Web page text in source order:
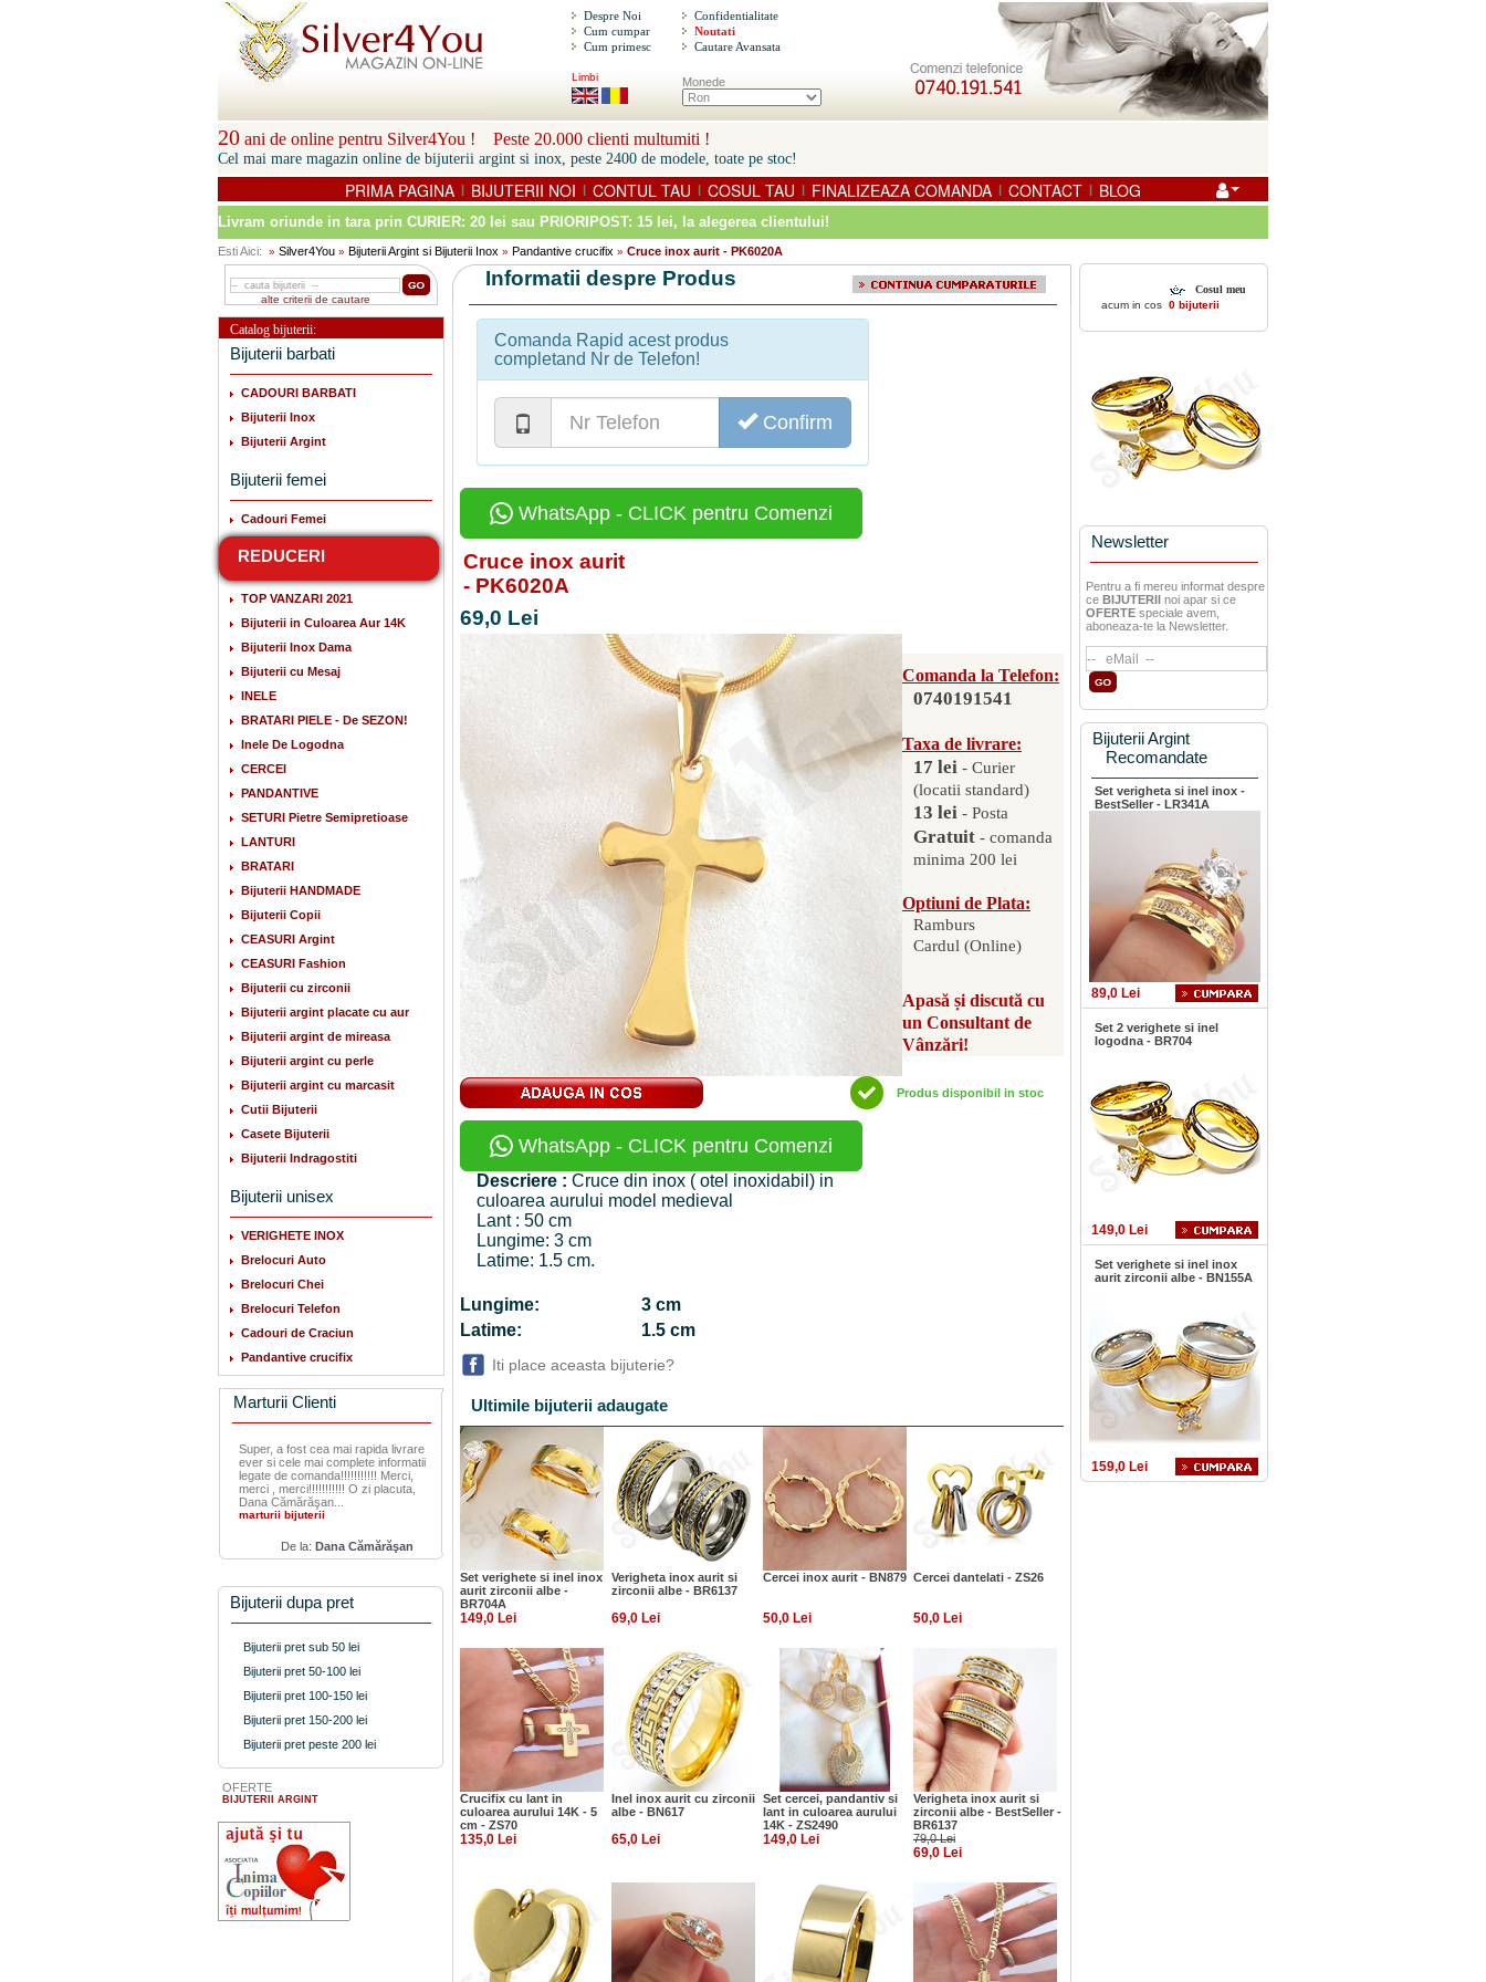
Despre Noi
Cum cumpar
Cum primesc
Confidentialitate
Noutati
Cautare Avansata
Limbi Monede
20 ani de online pentru Silver4You ! Peste 20.000 clienti multumiti !
Cel mai mare magazin online de bijuterii argint si inox, peste 2400 de modele, toate pe stoc!
PRIMA PAGINA | BIJUTERII NOI | CONTUL TAU | COSUL TAU | FINALIZEAZA COMANDA | CONTACT | BLOG
Livram oriunde in tara prin CURIER: 20 lei sau PRIORIPOST: 15 lei, la alegerea clientului!
Esti Aici: » Silver4You » Bijuterii Argint si Bijuterii Inox » Pandantive crucifix » Cruce inox aurit - PK6020A
alte criterii de cautare
Catalog bijuterii:
Bijuterii barbati
CADOURI BARBATI
Bijuterii Inox
Bijuterii Argint
Bijuterii femei
Cadouri Femei
REDUCERI
TOP VANZARI 2021
Bijuterii in Culoarea Aur 14K
Bijuterii Inox Dama
Bijuterii cu Mesaj
INELE
BRATARI PIELE - De SEZON!
Inele De Logodna
CERCEI
PANDANTIVE
SETURI Pietre Semipretioase
LANTURI
BRATARI
Bijuterii HANDMADE
Bijuterii Copii
CEASURI Argint
CEASURI Fashion
Bijuterii cu zirconii
Bijuterii argint placate cu aur
Bijuterii argint de mireasa
Bijuterii argint cu perle
Bijuterii argint cu marcasit
Cutii Bijuterii
Casete Bijuterii
Bijuterii Indragostiti
Bijuterii unisex
VERIGHETE INOX
Brelocuri Auto
Brelocuri Chei
Brelocuri Telefon
Cadouri de Craciun
Pandantive crucifix
Marturii Clienti
Super, a fost cea mai rapida livrare
ever si cele mai complete informatii
legate de comanda!!!!!!!!!!! Merci,
merci , merci!!!!!!!!!!! O zi placuta,
Dana Cămărăşan...
marturii bijuterii
De la: Dana Cămărăşan
Bijuterii dupa pret
Bijuterii pret sub 50 lei
Bijuterii pret 50-100 lei
Bijuterii pret 100-150 lei
Bijuterii pret 150-200 lei
Bijuterii pret peste 200 lei
OFERTE
BIJUTERII ARGINT
Informatii despre Produs
Comanda Rapid acest produs
completand Nr de Telefon!
Confirm
WhatsApp - CLICK pentru Comenzi
Cruce inox aurit
- PK6020A
69,0 Lei
Comanda la Telefon:
0740191541
Taxa de livrare:
17 lei - Curier
(locatii standard)
13 lei - Posta
Gratuit - comanda
minima 200 lei
Optiuni de Plata:
Ramburs
Cardul (Online)
Apasă și discută cu
un Consultant de
Vânzări!
Produs disponibil in stoc
WhatsApp - CLICK pentru Comenzi
Descriere : Cruce din inox ( otel inoxidabil) in
culoarea aurului model medieval
Lant : 50 cm
Lungime: 3 cm
Latime: 1.5 cm.
Lungime:
3 cm
Latime:
1.5 cm
Iti place aceasta bijuterie?
Ultimile bijuterii adaugate
Set verighete si inel inox
aurit zirconii albe -
BR704A
Verigheta inox aurit si
zirconii albe - BR6137
Cercei inox aurit - BN879 Cercei dantelati - ZS26
149,0 Lei 69,0 Lei 50,0 Lei 50,0 Lei
Crucifix cu lant in
culoarea aurului 14K - 5
cm - ZS70
Inel inox aurit cu zirconii
albe - BN617
Set cercei, pandantiv si
lant in culoarea aurului
14K - ZS2490
Verigheta inox aurit si
zirconii albe - BestSeller -
BR6137
135,0 Lei 65,0 Lei 149,0 Lei 79,0 Lei
69,0 Lei
Cosul meu
acum in cos 0 bijuterii
Newsletter
Pentru a fi mereu informat despre
ce BIJUTERII noi apar si ce
OFERTE speciale avem,
aboneaza-te la Newsletter.
Bijuterii Argint
Recomandate
Set verigheta si inel inox -
BestSeller - LR341A
89,0 Lei
Set 2 verighete si inel
logodna - BR704
149,0 Lei
Set verighete si inel inox
aurit zirconii albe - BN155A
159,0 Lei